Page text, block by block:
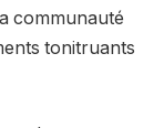
communauté
tonitruants